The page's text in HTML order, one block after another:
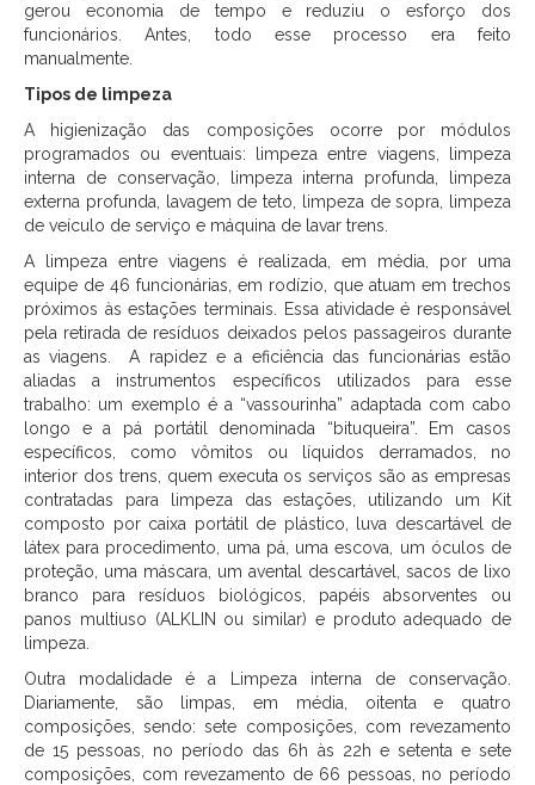
gerou economia de tempo e reduziu o esforço dos
funcionários. Antes, todo esse processo era feito
manualmente.
Tipos de limpeza
A higienização das composições ocorre por módulos
programados ou eventuais: limpeza entre viagens, limpeza
interna de conservação, limpeza interna profunda, limpeza
externa profunda, lavagem de teto, limpeza de sopra, limpeza
de veículo de serviço e máquina de lavar trens.
A limpeza entre viagens é realizada, em média, por uma
equipe de 46 funcionárias, em rodízio, que atuam em trechos
próximos às estações terminais. Essa atividade é responsável
pela retirada de resíduos deixados pelos passageiros durante
as viagens. A rapidez e a eficiência das funcionárias estão
aliadas a instrumentos específicos utilizados para esse
trabalho: um exemplo é a “vassourinha” adaptada com cabo
longo e a pá portátil denominada “bituqueira”. Em casos
específicos, como vômitos ou líquidos derramados, no
interior dos trens, quem executa os serviços são as empresas
contratadas para limpeza das estações, utilizando um Kit
composto por caixa portátil de plástico, luva descartável de
látex para procedimento, uma pá, uma escova, um óculos de
proteção, uma máscara, um avental descartável, sacos de lixo
branco para resíduos biológicos, papéis absorventes ou
panos multiuso (ALKLIN ou similar) e produto adequado de
limpeza.
Outra modalidade é a Limpeza interna de conservação.
Diariamente, são limpas, em média, oitenta e quatro
composições, sendo: sete composições, com revezamento
de 15 pessoas, no período das 6h às 22h e setenta e sete
composições, com revezamento de 66 pessoas, no período